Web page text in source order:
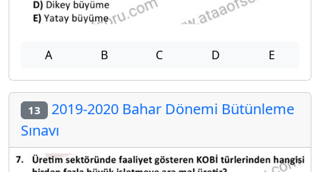
A B C D E
13 2019-2020 Bahar Dönemi Bütünleme
Sınavı